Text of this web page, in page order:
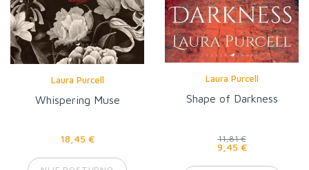
Laura Purcell
Whispering Muse
18,45 €
Laura Purcell
Shape of Darkness
11,81 €
9,45 €